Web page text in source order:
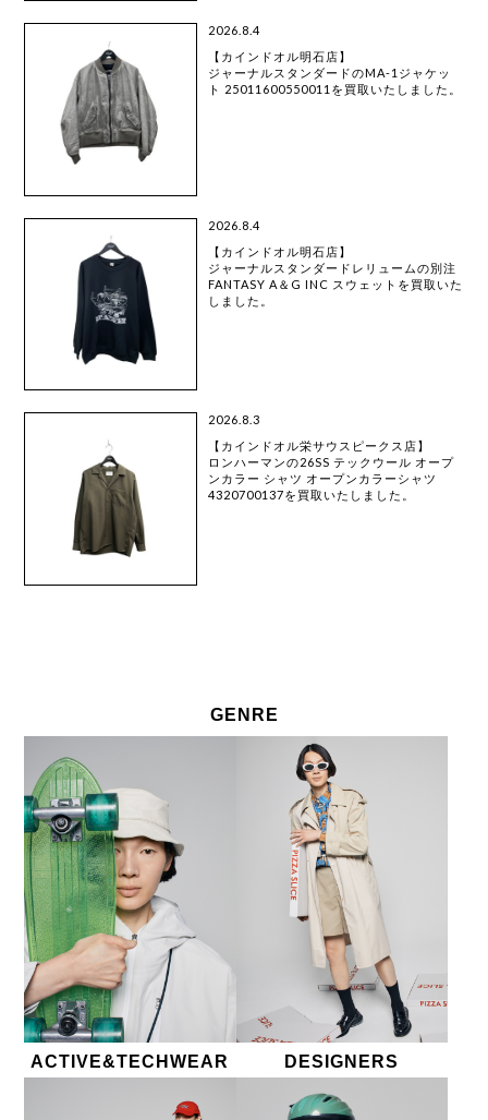
2026.8.4
【カインドオル明石店】
ジャーナルスタンダードのMA-1ジャケッ
ト 25011600550011を買取いたしました。
2026.8.4
【カインドオル明石店】
ジャーナルスタンダードレリュームの別注
FANTASY A＆G INC スウェットを買取いた
しました。
2026.8.3
【カインドオル栄サウスピークス店】
ロンハーマンの26SS テックウール オープ
ンカラー シャツ オープンカラーシャツ
4320700137を買取いたしました。
GENRE 取扱ジャンル
GENRE
ACTIVE&TECHWEAR DESIGNERS